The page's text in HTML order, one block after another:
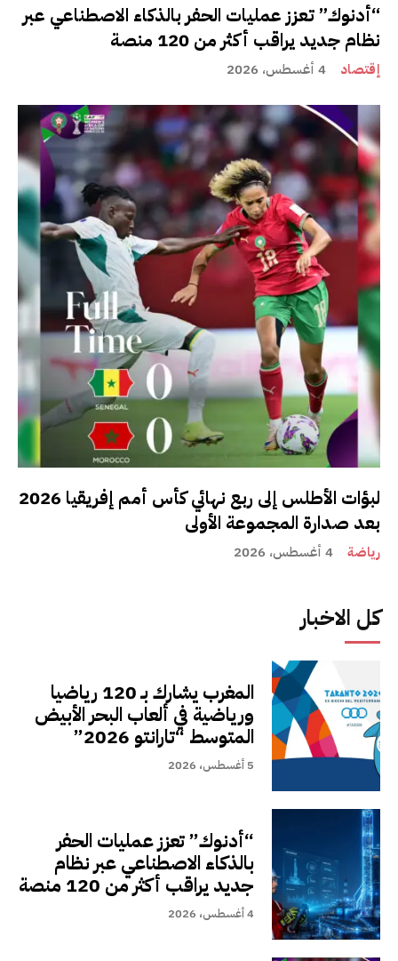
“أدنوك” تعزز عمليات الحفر بالذكاء الاصطناعي عبر
نظام جديد يراقب أكثر من 120 منصة
إقتصاد 4 أغسطس، 2026
لبؤات الأطلس إلى ربع نهائي كأس أمم إفريقيا 2026
بعد صدارة المجموعة الأولى
رياضة 4 أغسطس، 2026
كل الاخبار
المغرب يشارك بـ 120 رياضيا
ورياضية في ألعاب البحر الأبيض
المتوسط “تارانتو 2026”
5 أغسطس، 2026
“أدنوك” تعزز عمليات الحفر
بالذكاء الاصطناعي عبر نظام
جديد يراقب أكثر من 120 منصة
4 أغسطس، 2026